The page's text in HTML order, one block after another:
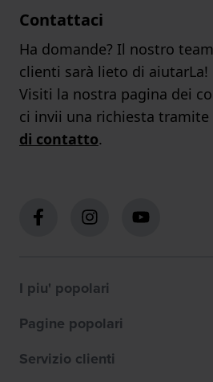
Contattaci
Ha domande? Il nostro
clienti sarà lieto di aiutarLa!
Visiti la nostra pagina dei
ci invii una richiesta tramite
di contatto.
I piu' popolari
Pagine popolari
Servizio clienti